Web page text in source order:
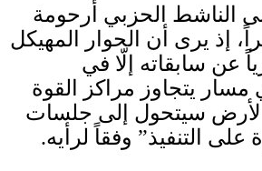
الناشط الحزبي أرحومة
إذ يرى أن الحوار المهيكل
عن سابقاته إلّا في
مسار يتجاوز مراكز القوة
سيتحول إلى جلسات
على التنفيذ” وفقاً لرأيه.